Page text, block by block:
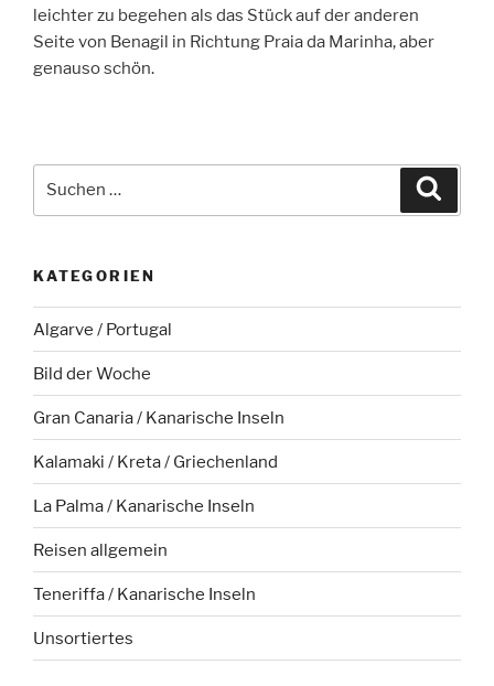
leichter zu begehen als das Stück auf der anderen
Seite von Benagil in Richtung Praia da Marinha, aber
genauso schön.
KATEGORIEN
Algarve / Portugal
Bild der Woche
Gran Canaria / Kanarische Inseln
Kalamaki / Kreta / Griechenland
La Palma / Kanarische Inseln
Reisen allgemein
Teneriffa / Kanarische Inseln
Unsortiertes